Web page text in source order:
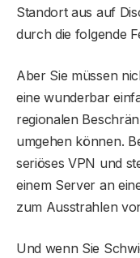
Standort aus auf
durch die folgende
Aber Sie müssen
eine wunderbar
regionalen
umgehen können.
seriöses VPN und
einem Server an
zum Ausstrahlen
Und wenn Sie